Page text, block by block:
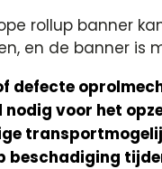
rollup banner
en de banner is
defecte
nodig voor het
beschadiging